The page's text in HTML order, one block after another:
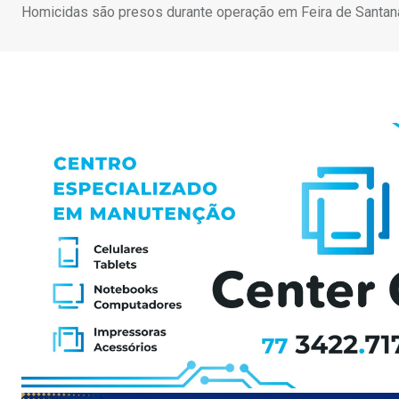
Homicidas são presos durante operação em Feira de